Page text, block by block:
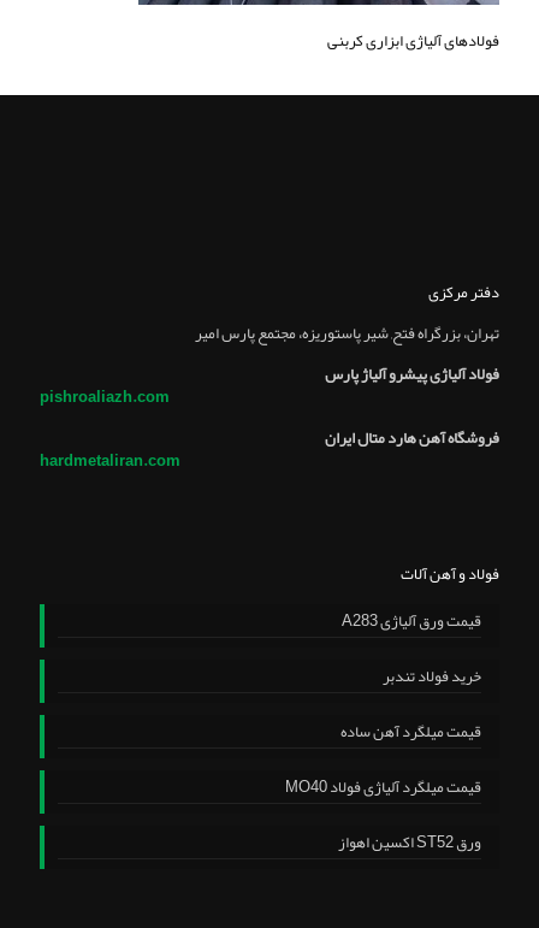
فولادهای آلیاژی ابزاری کربنی
دفتر مرکزی
تهران، بزرگراه فتح, شير پاستوريزه، مجتمع پارس امير
فولاد آلیاژی پیشرو آلیاژ پارس
pishroaliazh.com
فروشگاه آهن هارد متال ایران
hardmetaliran.com
فولاد و آهن آلات
قیمت ورق آلیاژی A283
خرید فولاد تندبر
قیمت میلگرد آهن ساده
قیمت میلگرد آلیاژی فولاد MO40
ورق ST52 اکسین اهواز